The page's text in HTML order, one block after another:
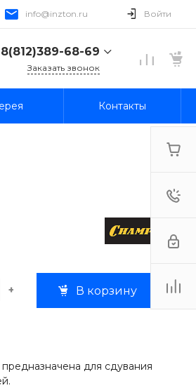
info@inzton.ru Войти
8(812)389-68-69
г. Санкт-Петербург,
Заказать звонок
Контакты
+ В корзину
для сдувания